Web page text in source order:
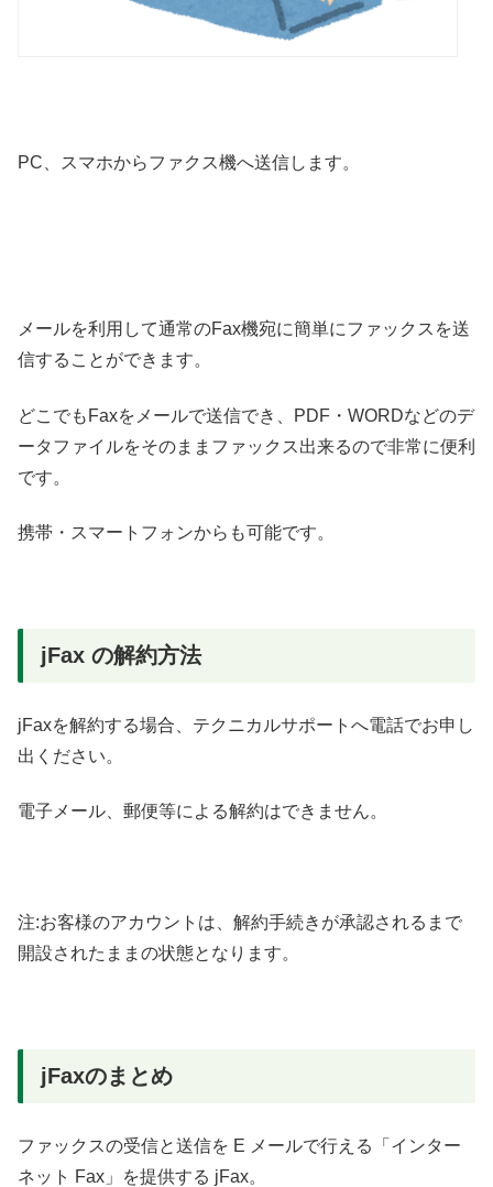
PC、スマホからファクス機へ送信します。
メールを利用して通常のFax機宛に簡単にファックスを送
信することができます。
どこでもFaxをメールで送信でき、PDF・WORDなどのデ
ータファイルをそのままファックス出来るので非常に便利
です。
携帯・スマートフォンからも可能です。
jFax の解約方法
jFaxを解約する場合、テクニカルサポートへ電話でお申し
出ください。
電子メール、郵便等による解約はできません。
注:お客様のアカウントは、解約手続きが承認されるまで
開設されたままの状態となります。
jFaxのまとめ
ファックスの受信と送信を E メールで行える「インター
ネット Fax」を提供する jFax。